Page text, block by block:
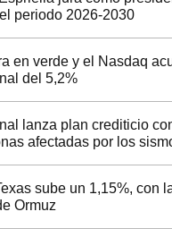
periodo 2026-2030
en verde y el Nasdaq
del 5,2%
lanza plan crediticio
afectadas por los
sube un 1,15%, con
Ormuz